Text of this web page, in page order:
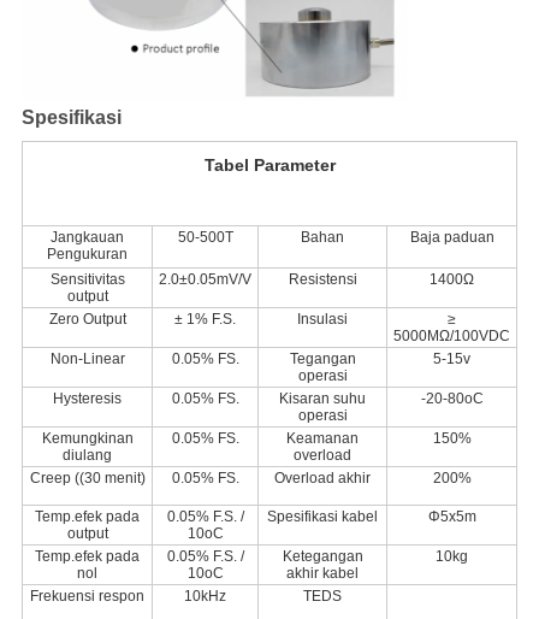
Spesifikasi
Tabel Parameter
Jangkauan
Pengukuran
50-500T Bahan Baja paduan
Sensitivitas
output
2.0±0.05mV/V Resistensi 1400Ω
Zero Output ± 1% F.S. Insulasi
≥
5000MΩ/100VDC
Non-Linear
0.05% FS.
Tegangan
operasi
5-15v
Hysteresis 0.05% FS.
Kisaran suhu
operasi
-20-80oC
Kemungkinan
diulang
0.05% FS.
Keamanan
overload
150%
Creep ((30 menit) 0.05% FS. Overload akhir 200%
Temp.efek pada
output
0.05% F.S. /
10oC
Spesifikasi kabel Φ5x5m
Temp.efek pada
nol
0.05% F.S. /
10oC
Ketegangan
akhir kabel
10kg
Frekuensi respon 10kHz TEDS